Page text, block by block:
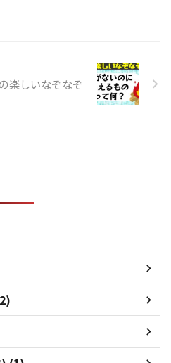
楽しいなぞなぞ